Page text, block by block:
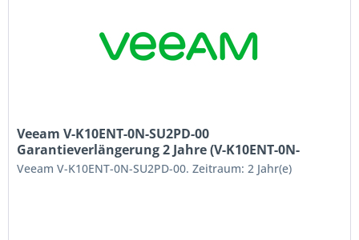
Veeam V-K10ENT-0N-SU2PD-00
Garantieverlängerung 2 Jahre (V-K10ENT-0N-
SU2PD-00)
Veeam V-K10ENT-0N-SU2PD-00. Zeitraum: 2 Jahr(e)